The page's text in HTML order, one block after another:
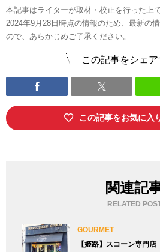
本記事はライターが取材・校正を行った上
2024年9月28日時点の情報のため、最新の
ので、あらかじめご了承ください。
この記事をシェア
この記事をお気に入
関連記
RELATED
GOURMET
【姫路】スコーン専門店